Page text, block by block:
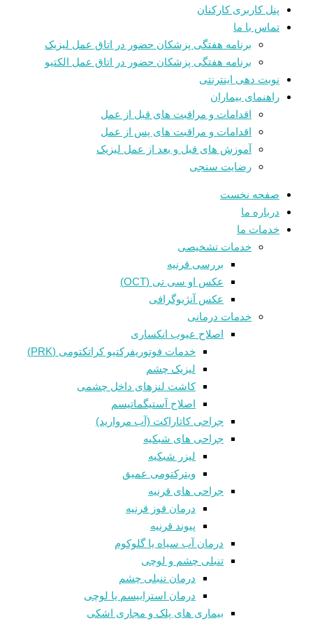
پنل کاربری کارکنان
تماس با ما
برنامه هفتگی پزشکان حضور در اتاق عمل لیزیک
برنامه هفتگی پزشکان حضور در اتاق عمل الکتیو
نوبت دهی اینترنتی
راهنمای بیماران
اقدامات و مراقبت های قبل از عمل
اقدامات و مراقبت های پس از عمل
آموزش های قبل و بعد از عمل لیزیک
رضایت سنجی
صفحه نخست
درباره ما
خدمات ما
خدمات تشخیصی
بررسی قرنیه
عکس او سی تی (OCT)
عکس آنژیوگرافی
خدمات درمانی
اصلاح عیوب انکساری
خدمات فوتوريفرکتيو کراتکتومی (PRK)
لیزیک چشم
کاشت لنزهای داخل چشمی
اصلاح آستیگماتیسم
جراحی کاتاراکت (آب مروارید)
جراحی های شبکیه
لیزر شبکیه
ویترکتومی عمیق
جراحی های قرنیه
درمان قوز قرنيه
پیوند قرنیه
درمان آب سیاه یا گلوکوم
تنبلی چشم و لوچی
درمان تنبلی چشم
درمان استرابیسم یا لوچی
بیماری های پلک و مجاری اشکی